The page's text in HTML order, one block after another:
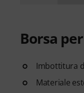
Borsa
Imbottitura
Materiale